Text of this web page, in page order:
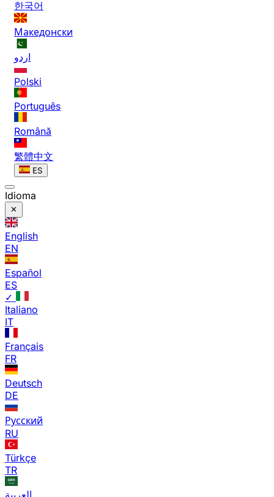
한국어
Македонски
اردو
Polski
Português
Română
繁體中文
ES
Idioma
English
EN
Español
ES
✓
Italiano
IT
Français
FR
Deutsch
DE
Русский
RU
Türkçe
TR
العربية